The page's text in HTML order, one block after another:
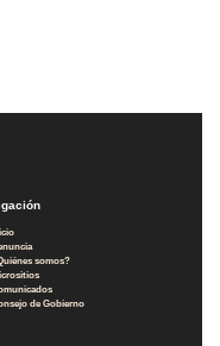
somos?
de Gobierno